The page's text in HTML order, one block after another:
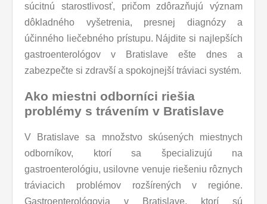
súcitnú starostlivosť, pričom zdôrazňujú význam
dôkladného vyšetrenia, presnej diagnózy a
účinného liečebného prístupu. Nájdite si najlepších
gastroenterológov v Bratislave ešte dnes a
zabezpečte si zdravší a spokojnejší tráviaci systém.
Ako miestni odborníci riešia
problémy s trávením v Bratislave
V Bratislave sa množstvo skúsených miestnych
odborníkov, ktorí sa špecializujú na
gastroenterológiu, usilovne venuje riešeniu rôznych
tráviacich problémov rozšírených v regióne.
Gastroenterológovia v Bratislave, ktorí sú